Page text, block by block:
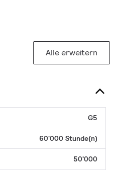
Alle erweitern
G5
60'000 Stunde(n)
50'000